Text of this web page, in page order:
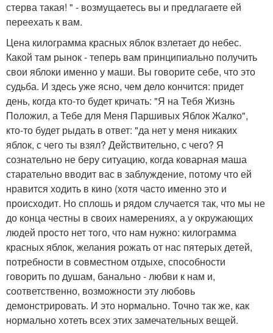
стерва такая! " - возмущаетесь вы и предлагаете ей
переехать к вам.
Цена килограмма красных яблок взлетает до небес.
Какой там рынок - теперь вам принципиально получить
свои яблоки именно у маши. Вы говорите себе, что это
судьба. И здесь уже ясно, чем дело кончится: придет
день, когда кто-то будет кричать: "Я на Тебя Жизнь
Положил, а Тебе для Меня Паршивых Яблок Жалко",
кто-то будет рыдать в ответ: "да нет у меня никаких
яблок, с чего ты взял? Действительно, с чего? Я
сознательно не беру ситуацию, когда коварная маша
старательно вводит вас в заблуждение, потому что ей
нравится ходить в кино (хотя часто именно это и
происходит. Но сплошь и рядом случается так, что мы не
до конца честны в своих намерениях, а у окружающих
людей просто нет того, что нам нужно: килограмма
красных яблок, желания рожать от нас пятерых детей,
потребности в совместном отдыхе, способности
говорить по душам, банально - любви к нам и,
соответственно, возможности эту любовь
демонстрировать. И это нормально. Точно так же, как
нормально хотеть всех этих замечательных вещей.